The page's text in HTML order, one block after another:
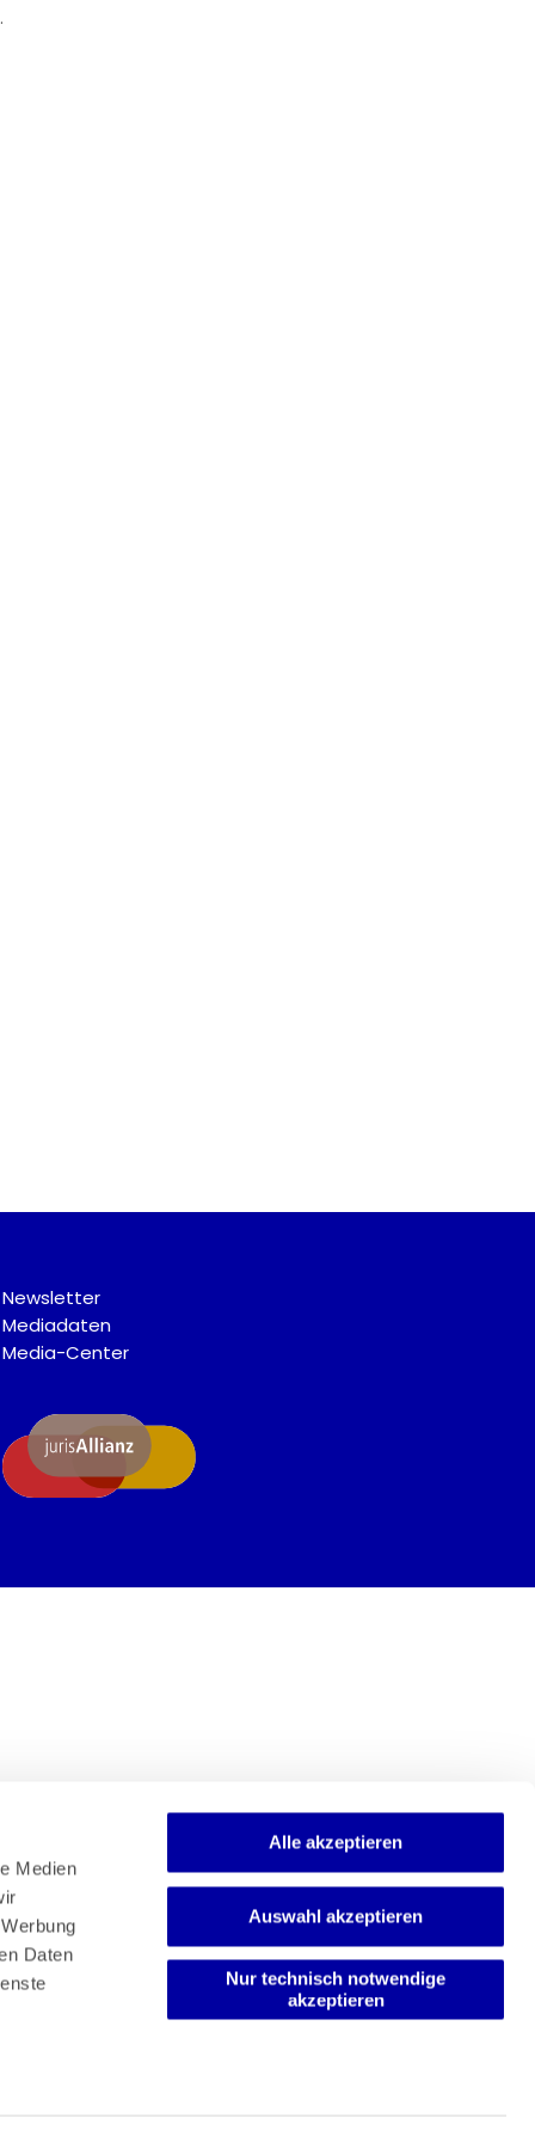
Medien
Daten
Alle akzeptieren
Auswahl akzeptieren
Nur technisch notwendige
akzeptieren
Newsletter
Mediadaten
Media-Center